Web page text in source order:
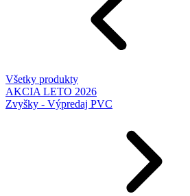
Všetky produkty
AKCIA LETO 2026
Zvyšky - Výpredaj PVC